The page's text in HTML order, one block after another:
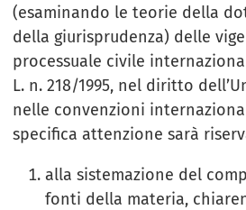
(esaminando le teorie della
della giurisprudenza) delle
processuale civile
L. n. 218/1995, nel diritto
nelle convenzioni
specifica attenzione sarà
alla sistemazione del
fonti della materia,